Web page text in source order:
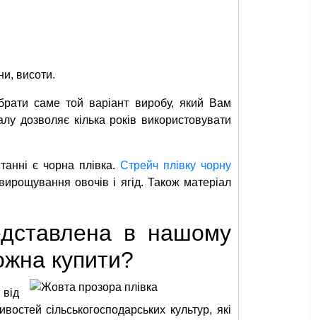
висоти.
саме той варіант виробу, який Вам
дозволяє кілька років використовувати
є чорна плівка. Стрейч плівку чорну
овочів і ягід. Також матеріал
в нашому
купити?
сільськогосподарських культур, які